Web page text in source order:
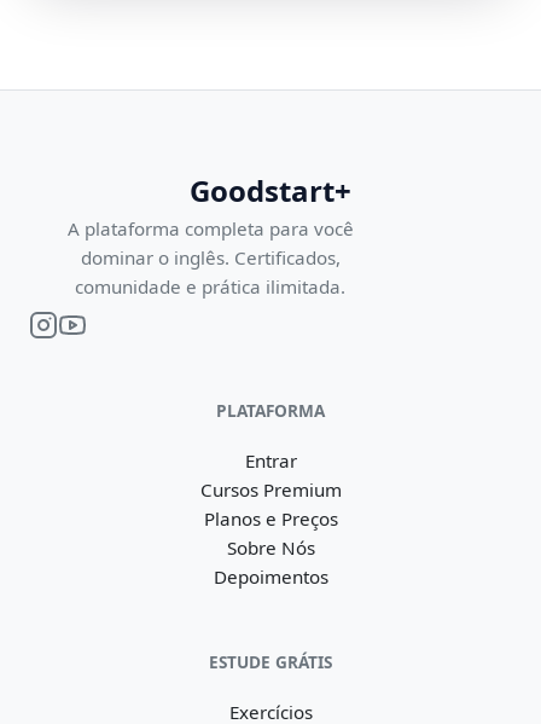
Goodstart+
A plataforma completa para você
dominar o inglês. Certificados,
comunidade e prática ilimitada.
PLATAFORMA
Entrar
Cursos Premium
Planos e Preços
Sobre Nós
Depoimentos
ESTUDE GRÁTIS
Exercícios